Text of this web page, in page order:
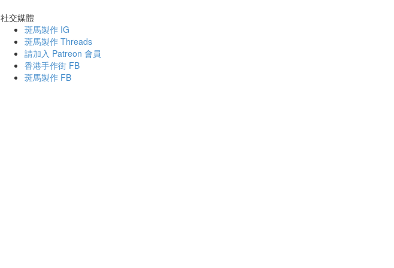
社交媒體
斑馬製作 IG
斑馬製作 Threads
請加入 Patreon 會員
香港手作街 FB
斑馬製作 FB